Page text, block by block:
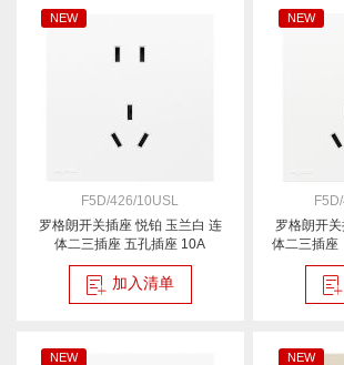
NEW
F5D/426/10USL
罗格朗开关插座 悦铂 玉兰白 连
体二三插座 五孔插座 10A
加入清单
NEW
罗格朗开
体二三插座
NEW NEW